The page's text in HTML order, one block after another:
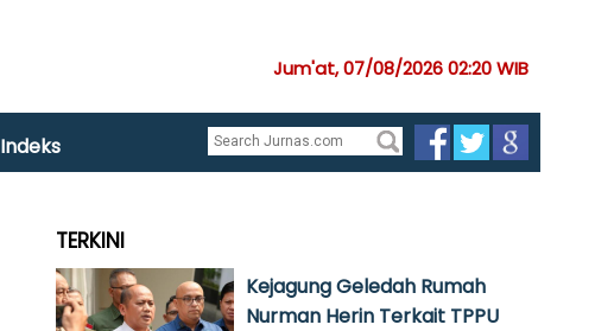
Jum'at, 07/08/2026 02:20 WIB
Indeks
TERKINI
Kejagung Geledah Rumah
Nurman Herin Terkait TPPU